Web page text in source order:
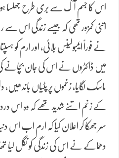
اس کا جسم آگ سے بری طرح جھلسا ہوا
اتنی کمزور تھی کہ جیسے زندگی اس
نے فوراً ایمبولینس بلائی، اور ارم کو
میں ڈاکٹروں نے اس کی جان بچانے
ماسک لگایا، زخموں پر پٹیاں باندھیں،
کے زخم اتنے شدید تھے کہ وہ اس
سر جھکا کر اعلان کیا کہ ارم اب اس
دھماکے نے اس کی زندگی کو نگل لیا